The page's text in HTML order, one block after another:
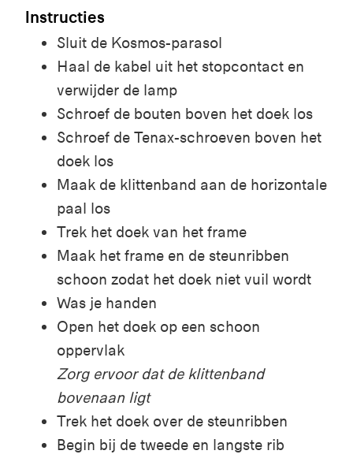
Instructies
Sluit de Kosmos-parasol
Haal de kabel uit het stopcontact en
verwijder de lamp
Schroef de bouten boven het doek los
Schroef de Tenax-schroeven boven het
doek los
Maak de klittenband aan de horizontale
paal los
Trek het doek van het frame
Maak het frame en de steunribben
schoon zodat het doek niet vuil wordt
Was je handen
Open het doek op een schoon
oppervlak
Zorg ervoor dat de klittenband
bovenaan ligt
Trek het doek over de steunribben
Begin bij de tweede en langste rib